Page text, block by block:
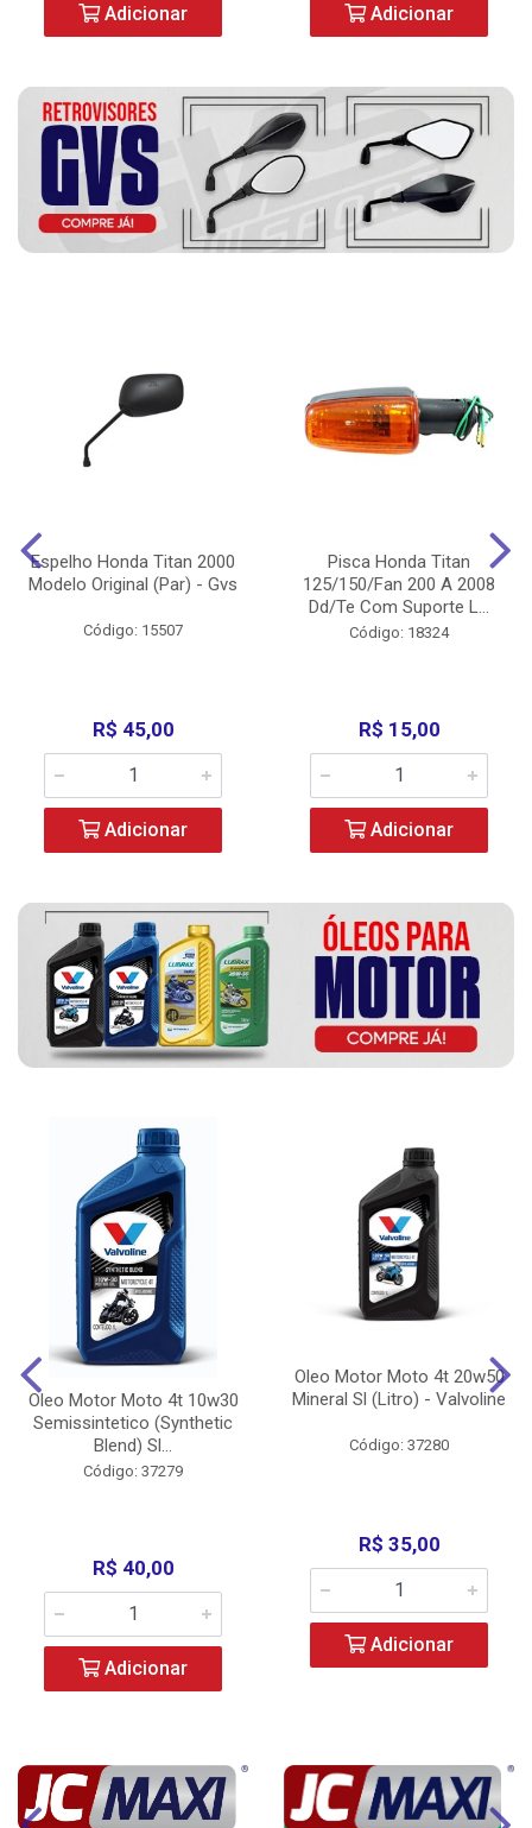
Adicionar Adicionar
Espelho Honda Titan 2000
Modelo Original (Par) - Gvs
Código: 15507
R$ 45,00
Adicionar
Pisca Honda Titan
125/150/Fan 200 A 2008
Dd/Te Com Suporte L...
Código: 18324
R$ 15,00
Adicionar
Oleo Motor Moto 4t 10w30
Semissintetico (Synthetic
Blend) Sl...
Código: 37279
R$ 40,00
Adicionar
Oleo Motor Moto 4t 20w50
Mineral Sl (Litro) - Valvoline
Código: 37280
R$ 35,00
Adicionar